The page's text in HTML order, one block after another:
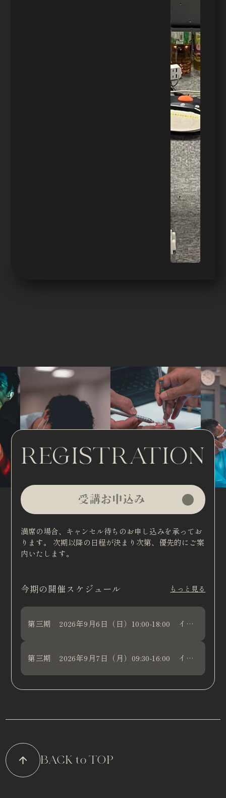
REGISTRATION
受講お申込み
満席の場合、キャンセル待ちのお申し込みを承ってお
ります。
次期以降の日程が決まり次第、優先的にご案
内いたします。
今期の開催スケジュール もっと見る
第三期 2026年9月6日（日）10:00-18:00 インプラント補綴 講義・実習
第三期 2026年9月7日（月）09:30-16:00 インプラント補綴 講義・実習
BACK to TOP